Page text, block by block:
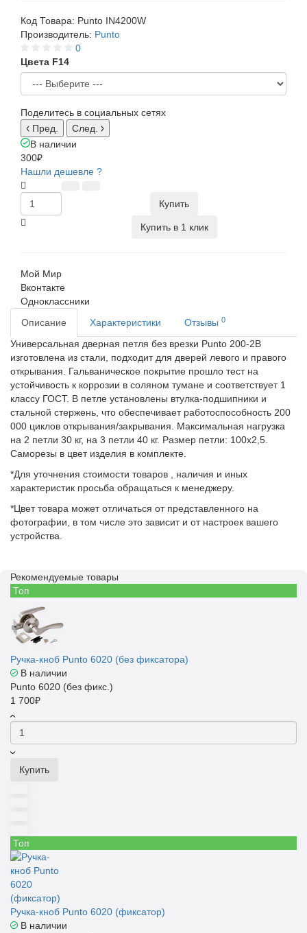
Код Товара: Punto IN4200W
Производитель: Punto
0
Цвета F14
Поделитесь в социальных сетях
Пред.
След.
В наличии
300₽
Нашли дешевле ?
Купить
Купить в 1 клик
Мой Мир
Вконтакте
Одноклассники
Описание
Характеристики Отзывы 0
Универсальная дверная петля без врезки Punto 200-2B
изготовлена из стали, подходит для дверей левого и правого
открывания. Гальваническое покрытие прошло тест на
устойчивость к коррозии в соляном тумане и соответствует 1
классу ГОСТ. В петле установлены втулка-подшипники и
стальной стержень, что обеспечивает работоспособность 200
000 циклов открывания/закрывания. Максимальная нагрузка
на 2 петли 30 кг, на 3 петли 40 кг. Размер петли: 100x2,5.
Саморезы в цвет изделия в комплекте.
*Для уточнения стоимости товаров , наличия и иных
характеристик просьба обращаться к менеджеру.
*Цвет товара может отличаться от представленного на
фотографии, в том числе это зависит и от настроек вашего
устройства.
Рекомендуемые товары
Топ
Ручка-кноб Punto 6020 (без фиксатора)
В наличии
Punto 6020 (без фикс.)
1 700₽
Купить
Топ
Ручка-кноб Punto 6020 (фиксатор)
В наличии